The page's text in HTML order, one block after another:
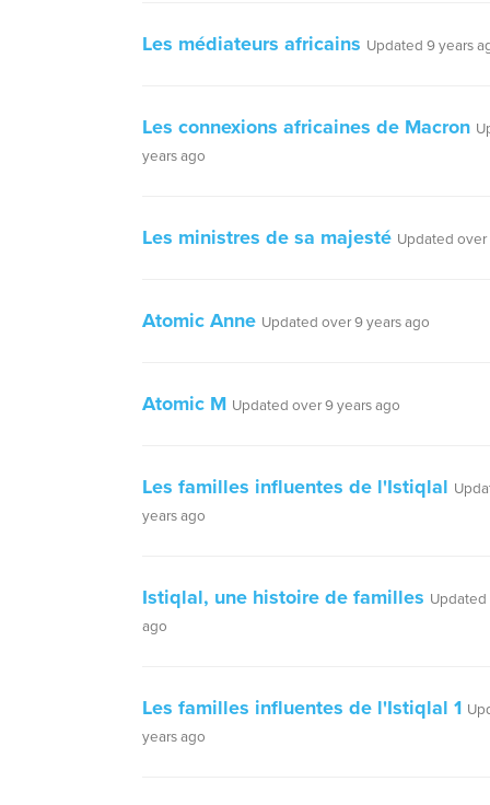
Les médiateurs africains Updated 9 years
Les connexions africaines de Macron
years ago
Les ministres de sa majesté Updated over
Atomic Anne Updated over 9 years ago
Atomic M Updated over 9 years ago
Les familles influentes de l'Istiqlal
years ago
Istiqlal, une histoire de familles Updated
ago
Les familles influentes de l'Istiqlal 1
years ago